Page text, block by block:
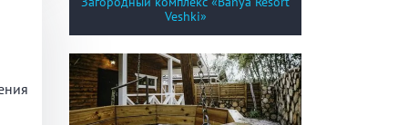
Veshki»